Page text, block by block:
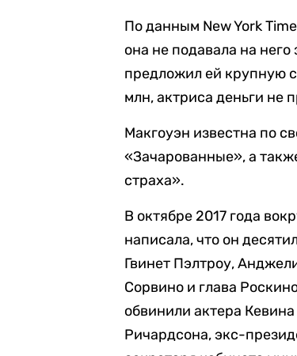
По данным New York
она не подавала на
предложил ей крупную
млн, актриса деньги не
Макгоуэн известна по
«Зачарованные», а
страха».
В октябре 2017 года
написала, что он
Гвинет Пэлтроу,
Сорвино и глава
обвинили актера
Ричардсона, экс-